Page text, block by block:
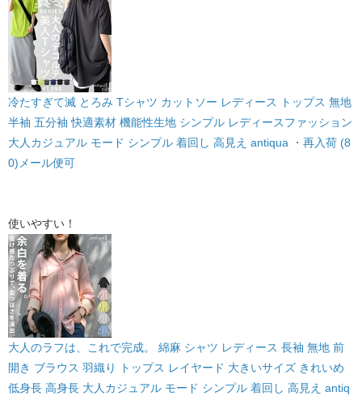
冷たすぎて滅 とろみ Tシャツ カットソー レディース トップス 無地
半袖 五分袖 快適素材 機能性生地 シンプル レディースファッション
大人カジュアル モード シンプル 着回し 高見え antiqua ・再入荷 (8
0)メール便可
使いやすい！
大人のラフは、これで完成。 綿麻 シャツ レディース 長袖 無地 前
開き ブラウス 羽織り トップス レイヤード 大きいサイズ きれいめ
低身長 高身長 大人カジュアル モード シンプル 着回し 高見え antiq